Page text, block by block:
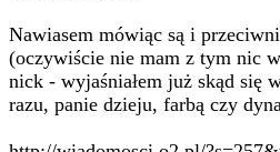
Nawiasem mówiąc są i
(oczywiście nie mam z tym nic
nick - wyjaśniałem już skąd się
razu, panie dzieju, farbą czy